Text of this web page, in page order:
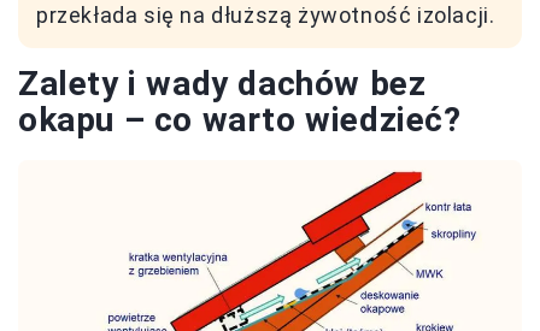
przekłada się na dłuższą żywotność izolacji.
Zalety i wady dachów bez
okapu – co warto wiedzieć?